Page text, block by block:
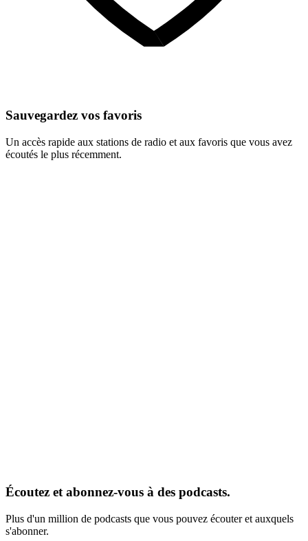
Sauvegardez vos favoris
Un accès rapide aux stations de radio et aux favoris que vous avez
écoutés le plus récemment.
Écoutez et abonnez-vous à des podcasts.
Plus d'un million de podcasts que vous pouvez écouter et auxquels
s'abonner.